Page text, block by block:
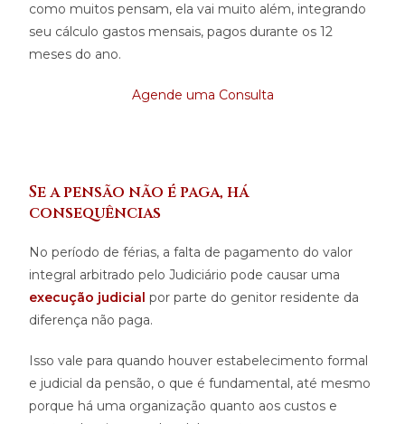
como muitos pensam, ela vai muito além, integrando
seu cálculo gastos mensais, pagos durante os 12
meses do ano.
Agende uma Consulta
Se a pensão não é paga, há
consequências
No período de férias, a falta de pagamento do valor
integral arbitrado pelo Judiciário pode causar uma
execução judicial por parte do genitor residente da
diferença não paga.
Isso vale para quando houver estabelecimento formal
e judicial da pensão, o que é fundamental, até mesmo
porque há uma organização quanto aos custos e